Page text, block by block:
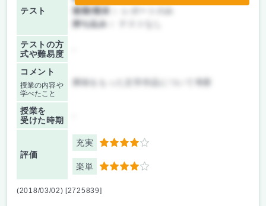
テスト
後期/期末：
持ち込み：
テストの方
式や難易度
コメント
授業の内容や
学べたこと
授業を
受けた時期
評価
充実 4
楽単 4
(2018/03/02) [2725839]